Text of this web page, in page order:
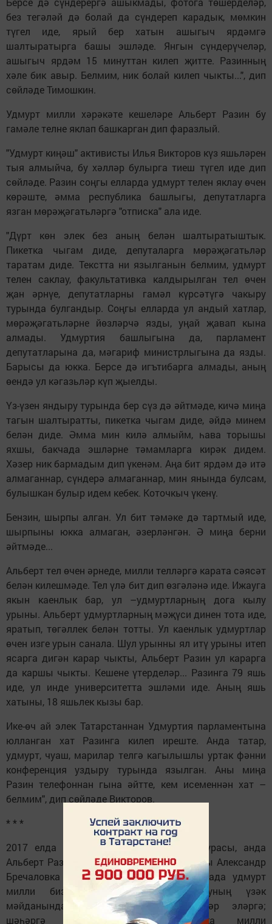
без тегәләй дә болай да сүндереп карадык, мөмкин
түгел иде, ярый бер хатын ашыгыч ярдәмгә
шалтыратырга башы эшләде. Янгын сүндерүчеләр,
ашыгыч ярдәм 15 минуттан килеп җитте. Разинның
хәле бик авыр. Белмим, ник болай килеп чыкты...", дип
сөйләде Тимошкин.
Удмурт милли хәрәкәте кешеләре Альберт Разин бу
гамәле телне яклап башкарган дип фаразлый.
"Удмурт киңәш" активисты Илья Викторов күз яшьләрен
тыя алмыйча, бу хәлләр булырга тиеш түгел иде дип
сөйләде. Разин соңгы елларда удмурт телен яклау өчен
көрәште, әмма республика башлыгы, депутатларга
язган мөрәҗәгатьләргә "отписка" ала иде.
"Дүрт көн элек без аның белән шалтыратыштык.
Пикетка чыгам диде, депуталарга мөрәҗәгатьләр
таратам диде. Текстта ни язылганын белмим, удмурт
телен саклау, факультативка калдырылган тел өчен
җан әрнүе, депутатларны гамәл күрсәтүгә чакыру
турында булгандыр. Соңгы елларда ул андый хатлар,
мөрәҗәгатьләрне йөзләрчә язды, уңай җавап кына
алмады. Удмуртия башлыгына да, парламент
депутатларына да, мәгариф министрлыгына да язды.
Барысы да юкка. Берсе дә игътибарга алмады, аның
өендә ул кәгазьләр күп җыелды.
Үз-үзен яндыру турында бер сүз дә әйтмәде, кичә миңа
тагын шалтыратты, пикетка чыгам диде, әйдә минем
белән диде. Әмма мин килә алмыйм, һава торышы
яхшы, бакчада эшләрне тәмамларга кирәк дидем.
Хәзер ник бармадым дип үкенәм. Аңа бит ярдәм дә итә
алмаганнар, сүндерә алмаганнар, мин янында булсам,
булышкан булыр идем кебек. Коточкыч үкенү.
Бензин, шырпы алган. Ул бит тәмәке дә тартмый иде,
шырпыны юкка алмаган, әзерләнгән. Ә миңа берни
әйтмәде...
Альберт тел өчен әрнеде, милли телләргә карата сәясәт
белән килешмәде. Тел үлә бит дип өзгәләнә иде. Ижауга
якын каенлык бар, ул –удмуртларның дога кылу
урыны. Альберт удмуртларның мәҗүси динен тота иде,
яратып, төгәллек белән тотты. Ул каенлык удмуртлар
өчен изге урын санала. Шул урынны ял итү урыны итеп
ясарга дигән карар чыкты, Альберт Разин ул карарга
да каршы чыкты. Кешене үтерделәр... Разинга 79 яшь
иде, ул инде университетта эшләми иде. Аның яшь
хатыны, 18 яшьлек кызы бар.
Ике-өч ай элек Татарстаннан Удмуртия парламентына
юлланган хат Разинга килеп иреште. Анда татар,
удмурт, чуаш, марилар телгә кагылышлы уртак фәнни
конференция уздыру турында язылган. Аны миңа
Разин телефоннан гына әйтте, кем исеменнән хат –
белмим", дип сөйләде Викторов.
* * *
2017 елда Удмуртиянең Аксакалллар шурасы, анда
Альберт Разин да керә, Удмуртия башлыгы Александр
Бречаловка хат язган. Алар арихитектурада удмурт
милли бизәкләрне кулланырга; Ижауның үзәк
мәйданында удмурт телендә шигарләр эләргә;
шәһәргә керү урыннарын башка милли